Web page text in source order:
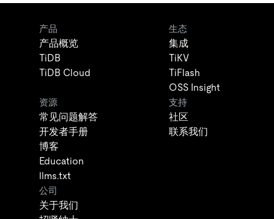
产品
产品概览
TiDB
TiDB Cloud
生态
集成
TiKV
TiFlash
OSS Insight
资源
常见问题解答
开发者手册
博客
Education
llms.txt
支持
社区
联系我们
公司
关于我们